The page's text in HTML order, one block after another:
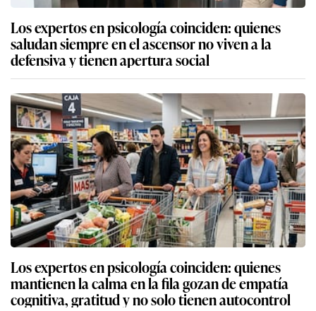
Los expertos en psicología coinciden: quienes
saludan siempre en el ascensor no viven a la
defensiva y tienen apertura social
Los expertos en psicología coinciden: quienes
mantienen la calma en la fila gozan de empatía
cognitiva, gratitud y no solo tienen autocontrol